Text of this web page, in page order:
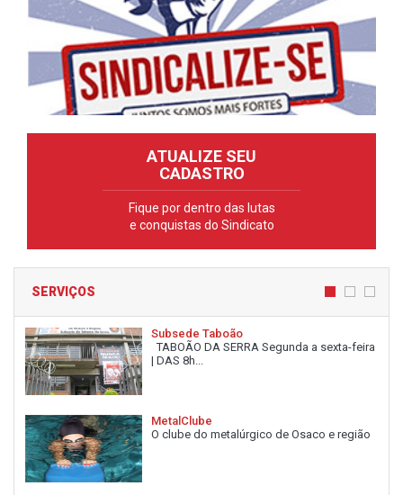
ATUALIZE SEU
CADASTRO
Fique por dentro das lutas
e conquistas do Sindicato
SERVIÇOS
Subsede Taboão
TABOÃO DA SERRA Segunda a sexta-feira
| DAS 8h...
MetalClube
O clube do metalúrgico de Osaco e região